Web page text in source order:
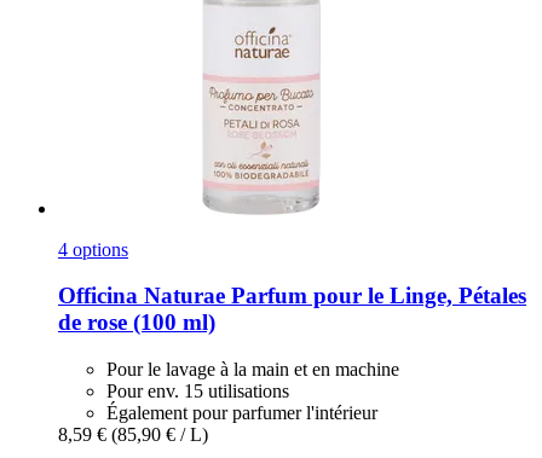
4 options
Officina Naturae Parfum pour le Linge, Pétales
de rose (100 ml)
Pour le lavage à la main et en machine
Pour env. 15 utilisations
Également pour parfumer l'intérieur
8,59 € (85,90 € / L)